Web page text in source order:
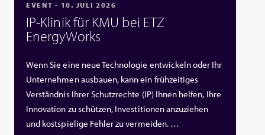
EVENT - 10. JULI 2026
IP‑Klinik für KMU bei ETZ
EnergyWorks
Wenn Sie eine neue Technologie entwickeln oder Ihr
Unternehmen ausbauen, kann ein frühzeitiges
Verständnis Ihrer Schutzrechte (IP) Ihnen helfen, Ihre
Innovation zu schützen, Investitionen anzuziehen
und kostspielige Fehler zu vermeiden. …